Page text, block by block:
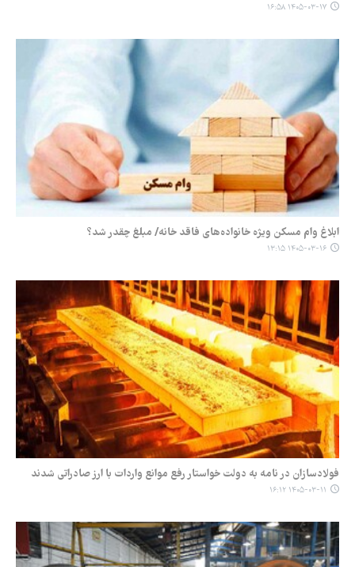
۱۴۰۵-۰۳-۱۷ ۱۶:۵۸
ابلاغ وام مسکن ویژه خانواده‌های فاقد خانه/ مبلغ چقدر شد؟
۱۴۰۵-۰۳-۱۶ ۱۳:۱۵
فولادسازان در نامه به دولت خواستار رفع موانع واردات با ارز صادراتی شدند
۱۴۰۵-۰۳-۱۱ ۱۶:۱۲